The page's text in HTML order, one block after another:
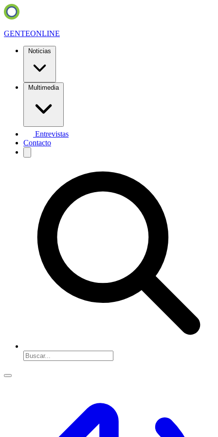
GENTEONLINE
Noticias
Multimedia
Entrevistas
Contacto